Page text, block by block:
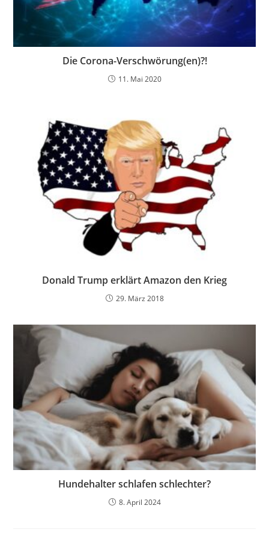
Die Corona-Verschwörung(en)?!
11. Mai 2020
Donald Trump erklärt Amazon den Krieg
29. März 2018
Hundehalter schlafen schlechter?
8. April 2024